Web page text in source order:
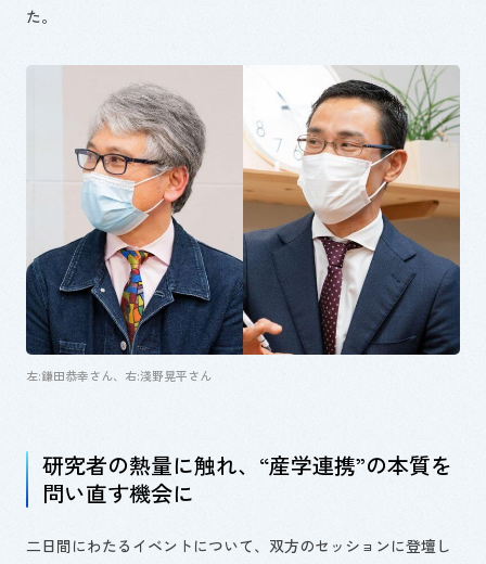
た。
左:鎌田恭幸さん、右:淺野晃平さん
研究者の熱量に触れ、 “産学連携”の本質を
問い直す機会に
二日間にわたるイベントについて、双方のセッションに登壇し